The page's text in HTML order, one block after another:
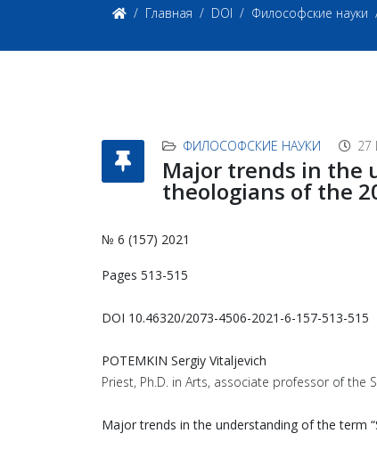
Главная
DOI Философские науки
ФИЛОСОФСКИЕ НАУКИ 27
Major trends in the
theologians of the
№ 6 (157) 2021
Pages 513-515
DOI 10.46320/2073-4506-2021-6-157-513-515
POTEMKIN Sergiy Vitaljevich
Priest, Ph.D. in Arts, associate professor of
Major trends in the understanding of the term